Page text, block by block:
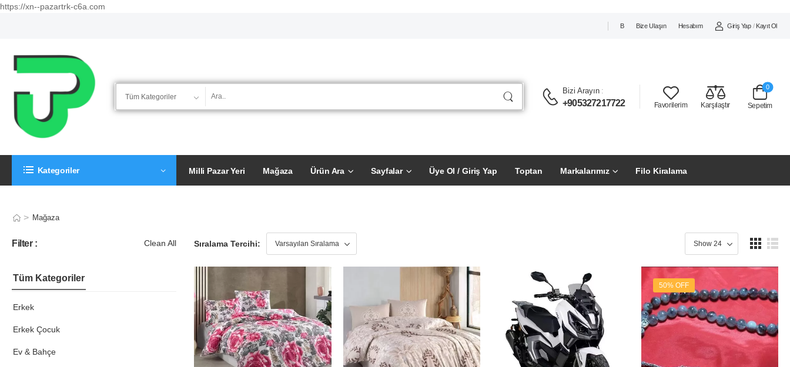
https://xn--pazartrk-c6a.com
B Bize Ulaşın Hesabım Giriş Yap / Kayıt Ol
Bizi Arayın :
+905327217722 Favorilerim Karşılaştır Sepetim
0
Kategoriler Milli Pazar Yeri Mağaza Ürün Ara Sayfalar Üye Ol / Giriş Yap Toptan Markalarımız Filo Kiralama
> Mağaza
Filter : Clean All
Tüm Kategoriler
Erkek
Erkek Çocuk
Ev & Bahçe
Sıralama Tercihi:
50% OFF